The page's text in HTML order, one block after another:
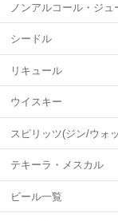
ノンアルコール・ジュ
シードル
リキュール
ウイスキー
スピリッツ(ジン/ウォ
テキーラ・メスカル
ビール一覧